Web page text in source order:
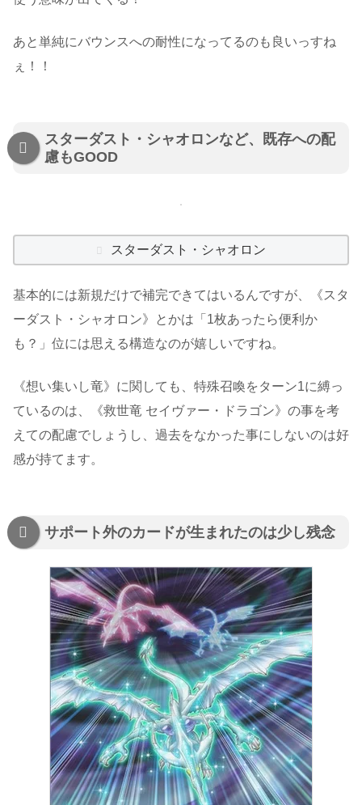
あと単純にバウンスへの耐性になってるのも良いっすね
ぇ！！
スターダスト・シャオロンなど、既存への配
慮もGOOD
スターダスト・シャオロン
基本的には新規だけで補完できてはいるんですが、《スタ
ーダスト・シャオロン》とかは「1枚あったら便利か
も？」位には思える構造なのが嬉しいですね。
《想い集いし竜》に関しても、特殊召喚をターン1に縛っ
ているのは、《救世竜 セイヴァー・ドラゴン》の事を考
えての配慮でしょうし、過去をなかった事にしないのは好
感が持てます。
サポート外のカードが生まれたのは少し残念